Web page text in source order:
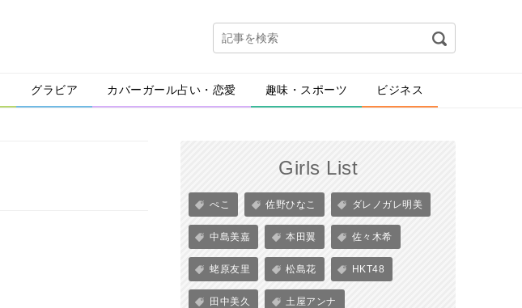
グラビア カバーガール占い・恋愛 趣味・スポーツ ビジネス
Girls List
ぺこ 佐野ひなこ ダレノガレ明美
中島美嘉 本田翼 佐々木希
蛯原友里 松島花 HKT48
田中美久 土屋アンナ